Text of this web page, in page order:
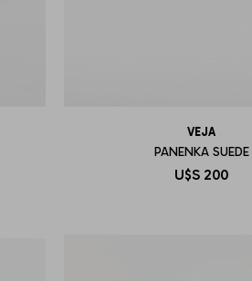
VEJA
PANENKA SUEDE
U$S 200